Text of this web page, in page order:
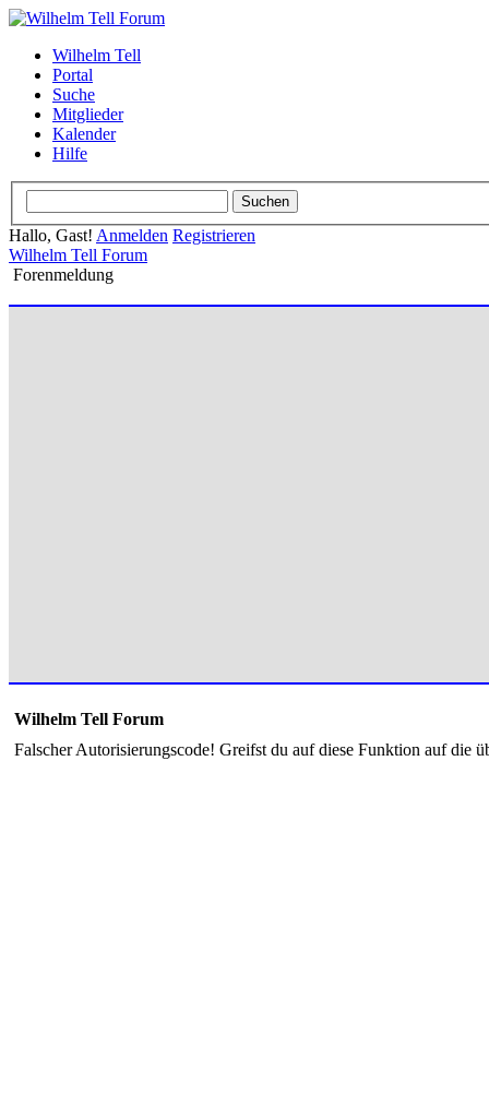
Wilhelm Tell
Portal
Suche
Mitglieder
Kalender
Hilfe
Hallo, Gast! Anmelden Registrieren
Wilhelm Tell Forum
Forenmeldung
Wilhelm Tell Forum
Falscher Autorisierungscode! Greifst du auf diese Funktion auf die